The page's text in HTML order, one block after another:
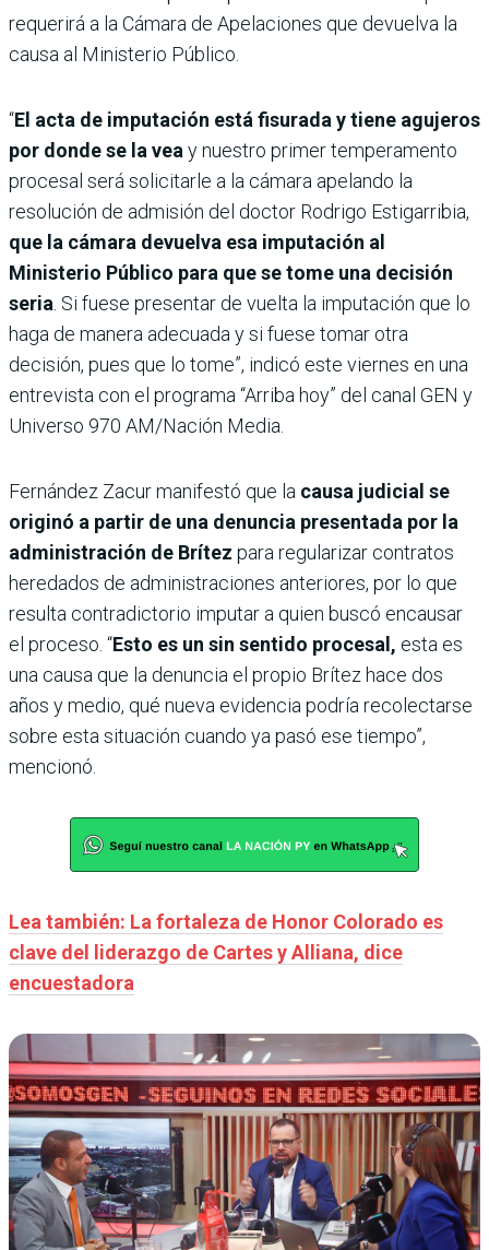
requerirá a la Cámara de Apelaciones que devuelva la
causa al Ministerio Público.
“El acta de imputación está fisurada y tiene agujeros
por donde se la vea y nuestro primer temperamento
procesal será solicitarle a la cámara apelando la
resolución de admisión del doctor Rodrigo Estigarribia,
que la cámara devuelva esa imputación al
Ministerio Público para que se tome una decisión
seria . Si fuese presentar de vuelta la imputación que lo
haga de manera adecuada y si fuese tomar otra
decisión, pues que lo tome”, indicó este viernes en una
entrevista con el programa “Arriba hoy” del canal GEN y
Universo 970 AM/Nación Media.
Fernández Zacur manifestó que la causa judicial se
originó a partir de una denuncia presentada por la
administración de Brítez para regularizar contratos
heredados de administraciones anteriores, por lo que
resulta contradictorio imputar a quien buscó encausar
el proceso. “Esto es un sin sentido procesal, esta es
una causa que la denuncia el propio Brítez hace dos
años y medio, qué nueva evidencia podría recolectarse
sobre esta situación cuando ya pasó ese tiempo”,
mencionó.
Lea también: La fortaleza de Honor Colorado es
clave del liderazgo de Cartes y Alliana, dice
encuestadora